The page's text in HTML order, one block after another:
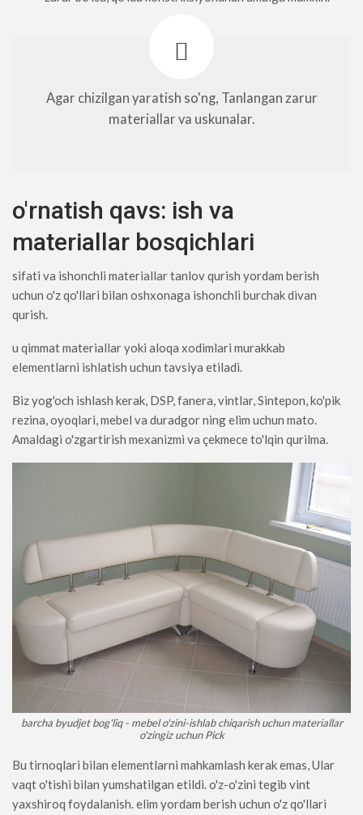
Agar chizilgan yaratish so'ng, Tanlangan zarur
materiallar va uskunalar.
o'rnatish qavs: ish va
materiallar bosqichlari
sifati va ishonchli materiallar tanlov qurish yordam berish
uchun o'z qo'llari bilan oshxonaga ishonchli burchak divan
qurish.
u qimmat materiallar yoki aloqa xodimlari murakkab
elementlarni ishlatish uchun tavsiya etiladi.
Biz yog'och ishlash kerak, DSP, fanera, vintlar, Sintepon, ko'pik
rezina, oyoqlari, mebel va duradgor ning elim uchun mato.
Amaldagi o'zgartirish mexanizmi va çekmece to'lqin qurilma.
barcha byudjet bog'liq - mebel o'zini-ishlab chiqarish uchun materiallar
o'zingiz uchun Pick
Bu tirnoqlari bilan elementlarni mahkamlash kerak emas, Ular
vaqt o'tishi bilan yumshatilgan etildi. o'z-o'zini tegib vint
yaxshiroq foydalanish. elim yordam berish uchun o'z qo'llari